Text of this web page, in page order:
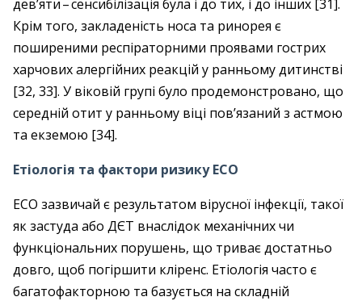
дев’яти – ​сенсибілізація була і до тих, і до інших [31].
Крім того, закладеність носа та ринорея є
поширеними респіраторними проявами гострих
харчових алергійних реакцій у ранньому дитинстві
[32, 33]. У віковій групі було продемонстровано, що
середній отит у ранньому віці пов’язаний з астмою
та екземою [34].
Етіологія та фактори ризику ЕСО
ЕСО зазвичай є результатом вірусної інфекції, такої
як застуда або ДЄТ внаслідок механічних чи
функціо­нальних порушень, що триває достатньо
довго, щоб погіршити кліренс. Етіологія часто є
багатофакторною та базується на складній